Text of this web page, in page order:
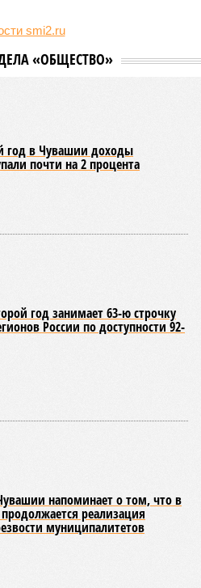
smi2.ru
«ОБЩЕСТВО»
год в Чувашии доходы
почти на 2 процента
год занимает 63-ю строчку
России по доступности 92-
напоминает о том, что в
реализация
муниципалитетов